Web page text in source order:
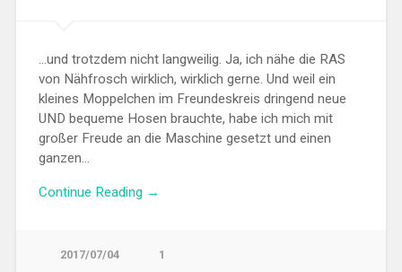
…und trotzdem nicht langweilig. Ja, ich nähe die RAS
von Nähfrosch wirklich, wirklich gerne. Und weil ein
kleines Moppelchen im Freundeskreis dringend neue
UND bequeme Hosen brauchte, habe ich mich mit
großer Freude an die Maschine gesetzt und einen
ganzen…
Continue Reading →
2017/07/04 1